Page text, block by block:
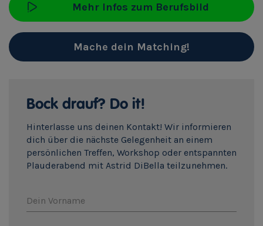
Mehr Infos zum Berufsbild
Mache dein Matching!
Bock drauf? Do it!
Hinterlasse uns deinen Kontakt! Wir informieren
dich über die nächste Gelegenheit an einem
persönlichen Treffen, Workshop oder entspannten
Plauderabend mit Astrid DiBella teilzunehmen.
Dein Vorname